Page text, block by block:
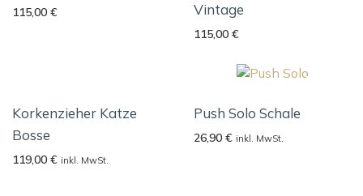
115,00 €
Vintage
115,00 €
Korkenzieher Katze
Bosse
119,00 € inkl. MwSt.
Push Solo Schale
26,90 € inkl. MwSt.